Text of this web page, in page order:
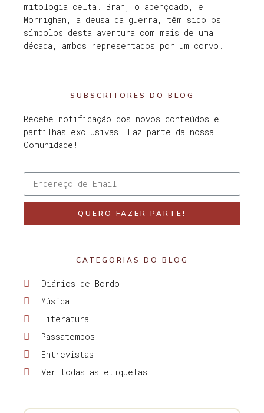
mitologia celta. Bran, o abençoado, e
Morrighan, a deusa da guerra, têm sido os
símbolos desta aventura com mais de uma
década, ambos representados por um corvo.
SUBSCRITORES DO BLOG
Recebe notificação dos novos conteúdos e
partilhas exclusivas. Faz parte da nossa
Comunidade!
QUERO FAZER PARTE!
CATEGORIAS DO BLOG
Diários de Bordo
Música
Literatura
Passatempos
Entrevistas
Ver todas as etiquetas